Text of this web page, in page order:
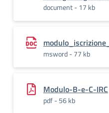
document - 17 kb
msword - 77 kb
Modulo-B-e-C-IRC
pdf - 56 kb